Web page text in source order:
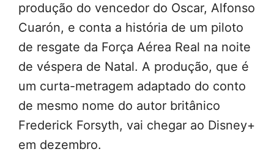
produção do vencedor do Oscar, Alfonso
Cuarón, e conta a história de um piloto
de resgate da Força Aérea Real na noite
de véspera de Natal. A produção, que é
um curta-metragem adaptado do conto
de mesmo nome do autor britânico
Frederick Forsyth, vai chegar ao Disney+
em dezembro.